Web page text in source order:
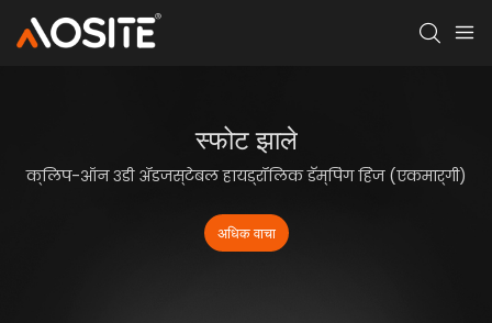
स्फोटझाले
क्लिप-ऑन ३डी ॲडजस्टेबल हायड्रॉलिक डॅम्पिंग हिंज (एकमार्गी)
अधिक वाचा